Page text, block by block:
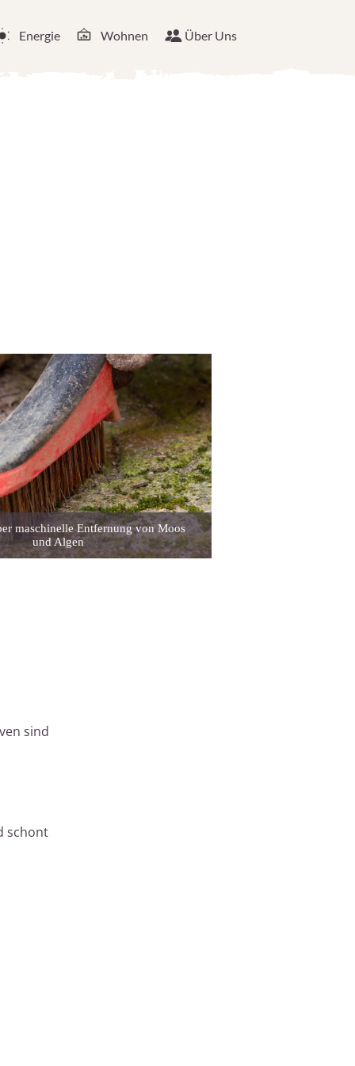
Energie Wohnen Über Uns
maschinelle Entfernung von Moos
und Algen
sind
schont